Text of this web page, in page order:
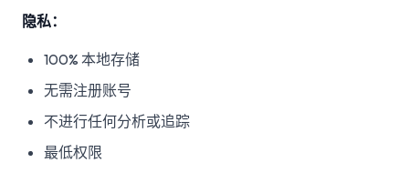
隐私：
100% 本地存储
无需注册账号
不进行任何分析或追踪
最低权限